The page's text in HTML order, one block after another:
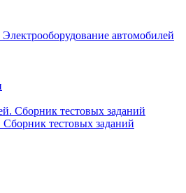
Электрооборудование автомобилей
тестовых заданий